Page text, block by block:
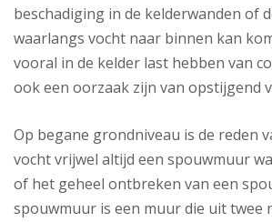
beschadiging in de kelderwanden of
waarlangs vocht naar binnen kan
vooral in de kelder last hebben van
ook een oorzaak zijn van opstijgend
Op begane grondniveau is de reden
vocht vrijwel altijd een spouwmuur
of het geheel ontbreken van een
spouwmuur is een muur die uit twee